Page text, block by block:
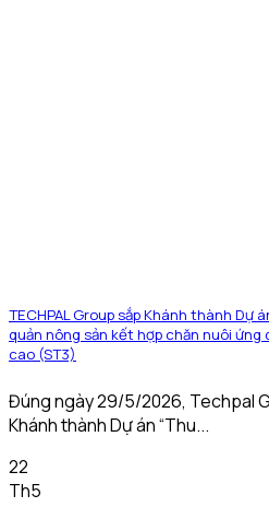
TECHPAL Group sắp Khánh thành Dự
quản nông sản kết hợp chăn nuôi
cao (ST3)
Đúng ngày 29/5/2026, Techpal
Khánh thành Dự án “Thu...
22
Th5